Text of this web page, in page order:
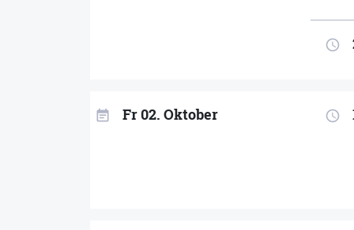
access_time
event_note Fr 02. Oktober access_time